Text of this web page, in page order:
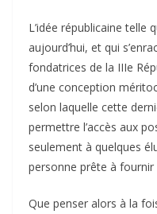
L’idée républicaine telle
aujourd’hui, et qui
fondatrices de la IIIe
d’une conception
selon laquelle cette
permettre l’accès aux
seulement à quelques
personne prête à
Que penser alors à la